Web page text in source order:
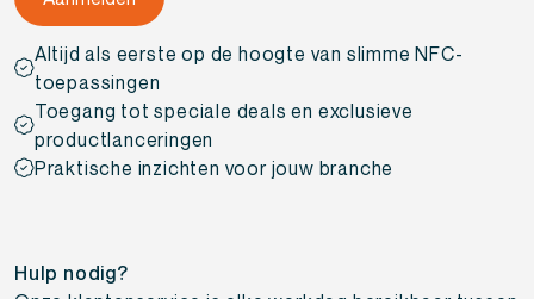
Altijd als eerste op de hoogte van slimme NFC-
toepassingen
Toegang tot speciale deals en exclusieve
productlanceringen
Praktische inzichten voor jouw branche
Hulp nodig?